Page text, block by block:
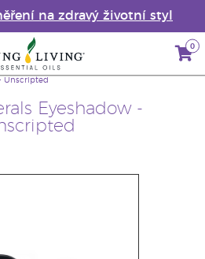
na zdravý životní styl
0
Eyeshadow -
Unscripted